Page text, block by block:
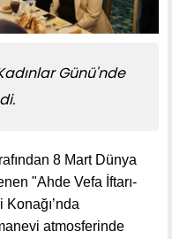
Günü'nde
8 Mart Dünya
"Ahde Vefa İftarı-
atmosferinde